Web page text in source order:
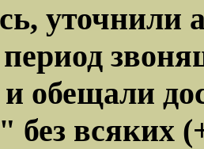
уточнили
обещали
без всяких